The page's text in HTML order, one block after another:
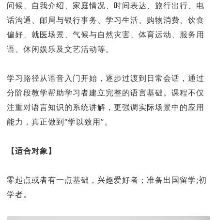
问候、自我介绍、家庭情况、时间表达、旅行出行、电
话沟通、邮局与银行事务、学习生活、购物消费、饮食
偏好、就医场景、气候与自然灾害、体育运动、服务用
语、休闲娱乐及文艺活动等。
学习路径从语音入门开始，逐步过渡到日常会话，通过
分阶段教学帮助学习者建立完整的语言基础。课程不仅
注重对语言知识的系统讲解，更强调实际场景中的应用
能力，真正做到“学以致用”。
【适合对象】
零起点或者有一点基础，兴趣爱好者；准备出国留学;初
学者。